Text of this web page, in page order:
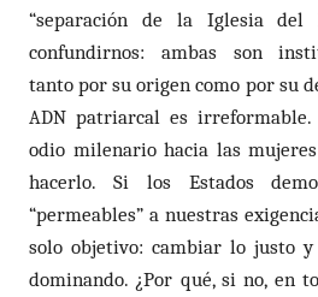
“separación de la Iglesia del
confundirnos: ambas son
tanto por su origen como por su
ADNpatriarcal es
odio milenario hacia las
hacerlo. Si los Estados
“permeables” a nuestras
solo objetivo: cambiar lo justo
dominando. ¿Por qué, si no, en